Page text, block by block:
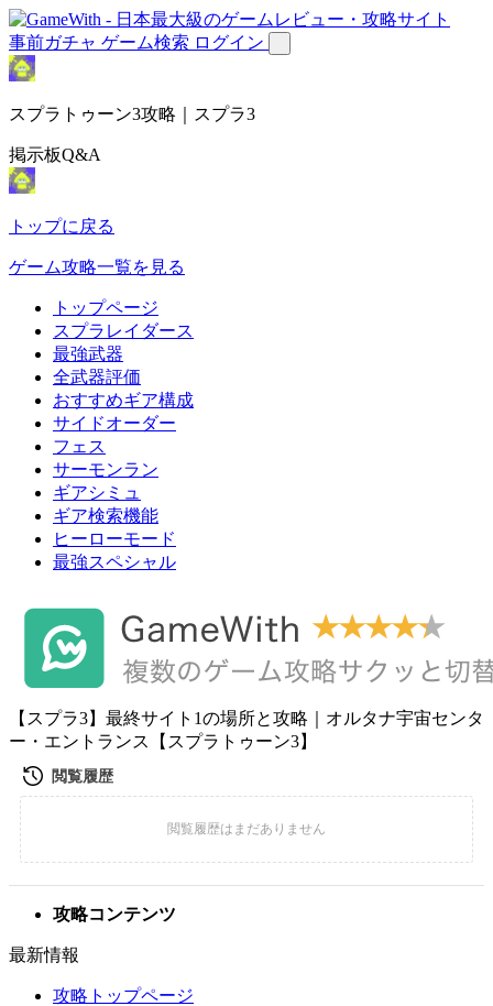
事前ガチャ ゲーム検索 ログイン
スプラトゥーン3攻略｜スプラ3
掲示板Q&A
トップに戻る
ゲーム攻略一覧を見る
トップページ
スプラレイダース
最強武器
全武器評価
おすすめギア構成
サイドオーダー
フェス
サーモンラン
ギアシミュ
ギア検索機能
ヒーローモード
最強スペシャル
【スプラ3】最終サイト1の場所と攻略｜オルタナ宇宙センタ
ー・エントランス【スプラトゥーン3】
攻略コンテンツ
最新情報
攻略トップページ